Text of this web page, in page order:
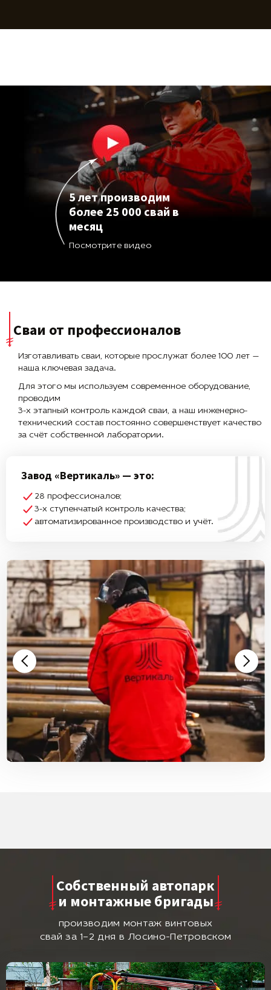
5 лет производим
более 25 000 свай в
месяц
Посмотрите видео
Сваи от профессионалов
Изготавливать сваи, которые прослужат более 100 лет —
наша ключевая задача.
Для этого мы используем современное оборудование,
проводим
3-х этапный контроль каждой сваи, а наш инженерно-
технический состав постоянно совершенствует качество
за счёт собственной лаборатории.
Завод «Вертикаль» — это:
28 профессионалов;
3-х ступенчатый контроль качества;
автоматизированное производство и учёт.
Собственный автопарк
и монтажные бригады
производим монтаж винтовых
свай за 1–2 дня в Лосино-Петровском